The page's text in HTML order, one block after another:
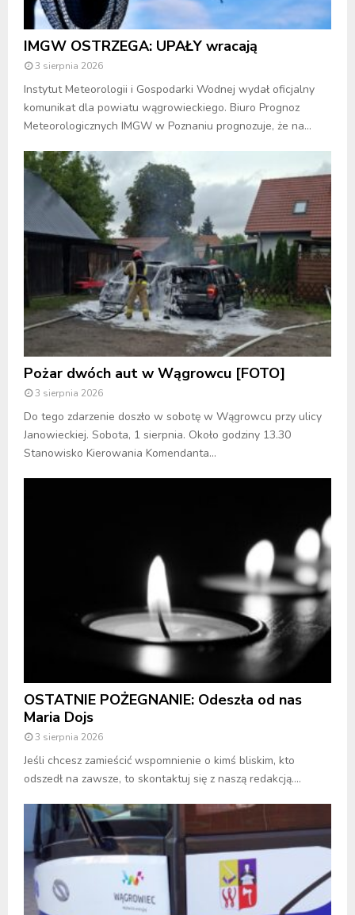
IMGW OSTRZEGA: UPAŁY wracają
3 sierpnia 2026
Instytut Meteorologii i Gospodarki Wodnej wydał oficjalny
komunikat dla powiatu wągrowieckiego. Biuro Prognoz
Meteorologicznych IMGW w Poznaniu prognozuje, że na...
Pożar dwóch aut w Wągrowcu [FOTO]
3 sierpnia 2026
Do tego zdarzenie doszło w sobotę w Wągrowcu przy ulicy
Janowieckiej. Sobota, 1 sierpnia. Około godziny 13.30
Stanowisko Kierowania Komendanta...
OSTATNIE POŻEGNANIE: Odeszła od nas
Maria Dojs
3 sierpnia 2026
Jeśli chcesz zamieścić wspomnienie o kimś bliskim, kto
odszedł na zawsze, to skontaktuj się z naszą redakcją....